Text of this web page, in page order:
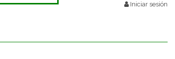
Iniciar sesión